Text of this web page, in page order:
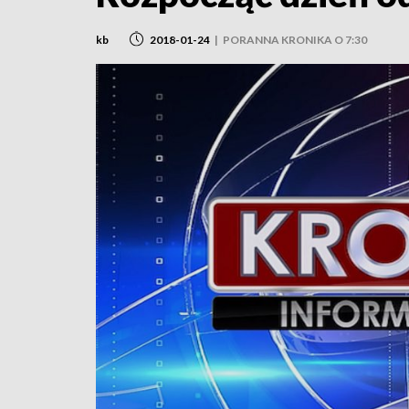
kb 2018-01-24 | PORANNA KRONIKA O 7:30